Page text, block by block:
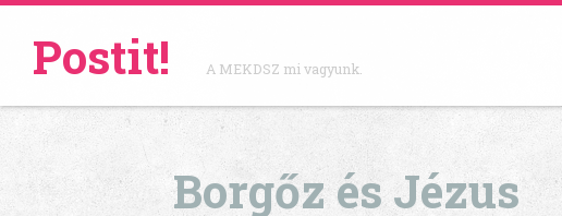
Postit! A MEKDSZ mi vagyunk.
Borgőz és Jézus